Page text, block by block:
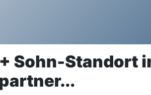
Sohn-Standort